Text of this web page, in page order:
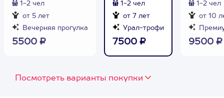
1-2 чел
от 5 лет
Вечерняя прогулка
5500 ₽
1-2 чел
от 7 лет
Урал-трофи
7500 ₽
1-2 чел
от 10
9500 ₽
Посмотреть варианты покупки